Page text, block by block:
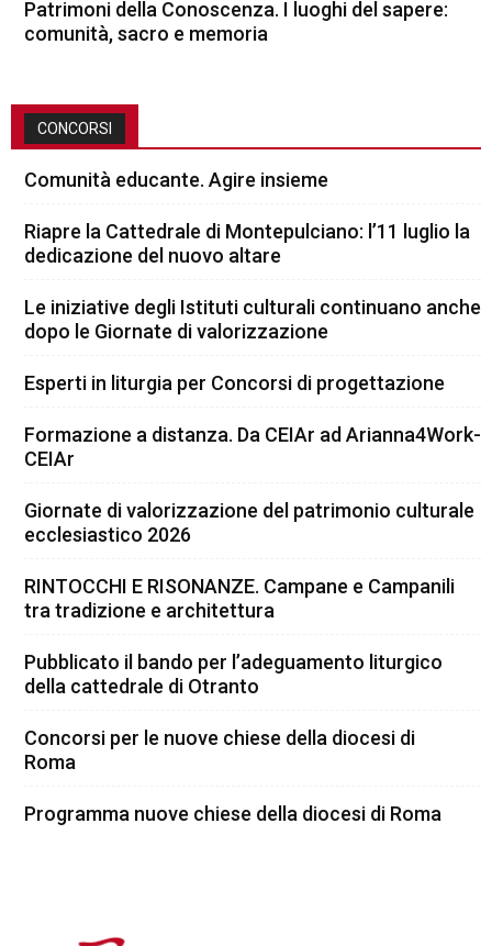
Patrimoni della Conoscenza. I luoghi del sapere:
comunità, sacro e memoria
CONCORSI
Comunità educante. Agire insieme
Riapre la Cattedrale di Montepulciano: l’11 luglio la
dedicazione del nuovo altare
Le iniziative degli Istituti culturali continuano anche
dopo le Giornate di valorizzazione
Esperti in liturgia per Concorsi di progettazione
Formazione a distanza. Da CEIAr ad Arianna4Work-
CEIAr
Giornate di valorizzazione del patrimonio culturale
ecclesiastico 2026
RINTOCCHI E RISONANZE. Campane e Campanili
tra tradizione e architettura
Pubblicato il bando per l’adeguamento liturgico
della cattedrale di Otranto
Concorsi per le nuove chiese della diocesi di
Roma
Programma nuove chiese della diocesi di Roma